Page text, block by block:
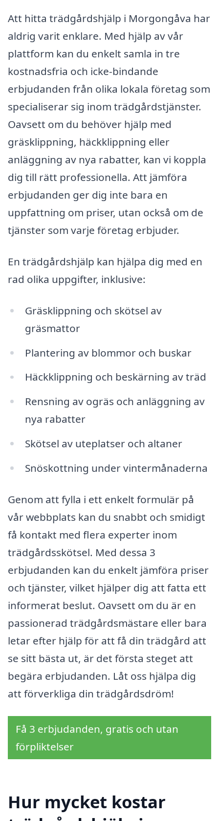
Att hitta trädgårdshjälp i Morgongåva har
aldrig varit enklare. Med hjälp av vår
plattform kan du enkelt samla in tre
kostnadsfria och icke-bindande
erbjudanden från olika lokala företag som
specialiserar sig inom trädgårdstjänster.
Oavsett om du behöver hjälp med
gräsklippning, häckklippning eller
anläggning av nya rabatter, kan vi koppla
dig till rätt professionella. Att jämföra
erbjudanden ger dig inte bara en
uppfattning om priser, utan också om de
tjänster som varje företag erbjuder.
En trädgårdshjälp kan hjälpa dig med en
rad olika uppgifter, inklusive:
Gräsklippning och skötsel av
gräsmattor
Plantering av blommor och buskar
Häckklippning och beskärning av träd
Rensning av ogräs och anläggning av
nya rabatter
Skötsel av uteplatser och altaner
Snöskottning under vintermånaderna
Genom att fylla i ett enkelt formulär på
vår webbplats kan du snabbt och smidigt
få kontakt med flera experter inom
trädgårdsskötsel. Med dessa 3
erbjudanden kan du enkelt jämföra priser
och tjänster, vilket hjälper dig att fatta ett
informerat beslut. Oavsett om du är en
passionerad trädgårdsmästare eller bara
letar efter hjälp för att få din trädgård att
se sitt bästa ut, är det första steget att
begära erbjudanden. Låt oss hjälpa dig
att förverkliga din trädgårdsdröm!
Få 3 erbjudanden, gratis och utan
förpliktelser
Hur mycket kostar